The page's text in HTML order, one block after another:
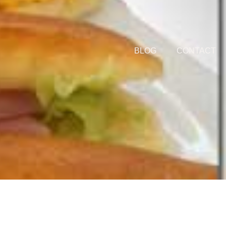
Nous retrouver :
RUE ST VULFRAN 80100 ABBEVILLE
BLOG CONTACT